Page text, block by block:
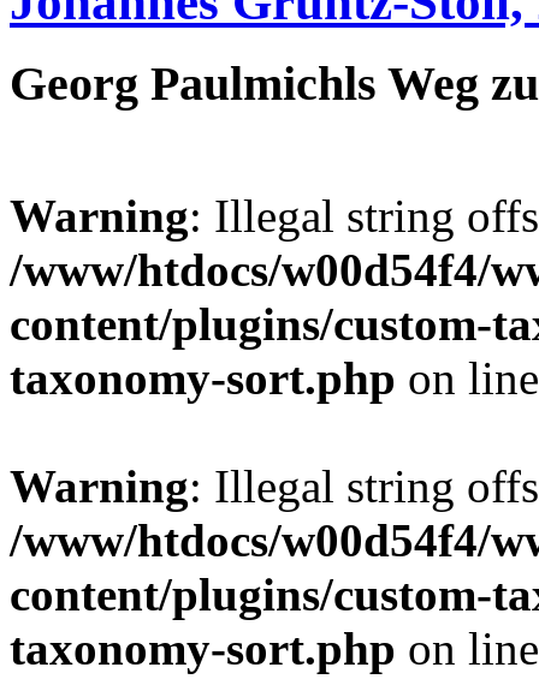
Georg Paulmichls Weg
Warning: Illegal string
/www/htdocs/w00d54f4/
content/plugins/custom-
taxonomy-sort.php on
Warning: Illegal string
/www/htdocs/w00d54f4/
content/plugins/custom-
taxonomy-sort.php on